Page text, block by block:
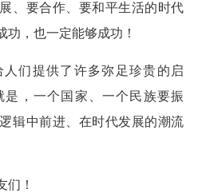
、要合作、要和平生活的时代
，也一定能够成功！
人们提供了许多弥足珍贵的启
，一个国家、一个民族要振
辑中前进、在时代发展的潮流
们！